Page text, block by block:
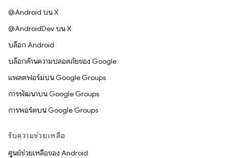
@Android บน X
@AndroidDev บน X
บล็อก Android
บล็อกด้านความปลอดภัยของ Google
แพลตฟอร์มบน Google Groups
การพัฒนาบน Google Groups
การพอร์ตบน Google Groups
รับความช่วยเหลือ
ศูนย์ช่วยเหลือของ Android